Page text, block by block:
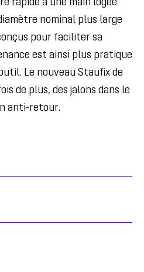
rapide à une main logée
nominal plus large
pour faciliter sa
est ainsi plus pratique
Le nouveau Staufix de
de plus, des jalons dans le
anti-retour.